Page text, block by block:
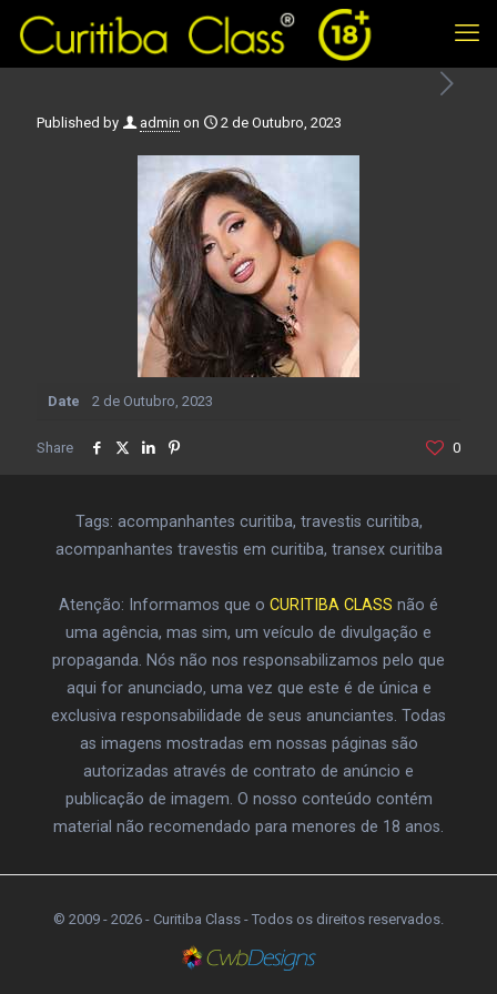
Published by admin on 2 de Outubro, 2023
Date 2 de Outubro, 2023
Share 0
Tags: acompanhantes curitiba, travestis curitiba,
acompanhantes travestis em curitiba, transex curitiba
Atenção: Informamos que o CURITIBA CLASS não é
uma agência, mas sim, um veículo de divulgação e
propaganda. Nós não nos responsabilizamos pelo que
aqui for anunciado, uma vez que este é de única e
exclusiva responsabilidade de seus anunciantes. Todas
as imagens mostradas em nossas páginas são
autorizadas através de contrato de anúncio e
publicação de imagem. O nosso conteúdo contém
material não recomendado para menores de 18 anos.
© 2009 - 2026 - Curitiba Class - Todos os direitos reservados.